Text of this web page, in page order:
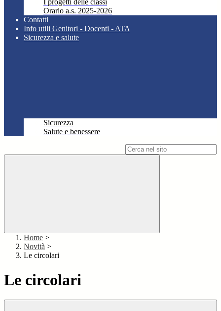
I progetti delle classi
Orario a.s. 2025-2026
Contatti
Info utili Genitori - Docenti - ATA
Sicurezza e salute
Sicurezza
Salute e benessere
Home >
Novità >
Le circolari
Le circolari